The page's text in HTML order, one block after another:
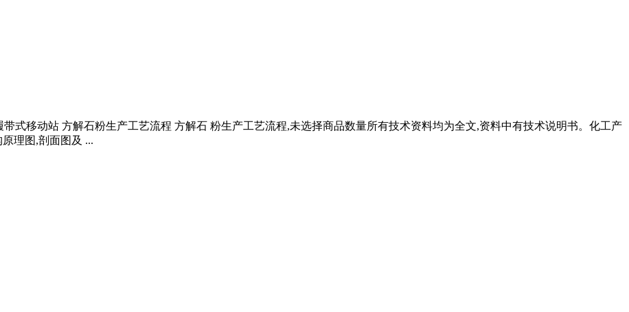
式移动站 方解石粉生产工艺流程 方解石 粉生产工艺流程,未选择商品数量所有技术资料均为全文,资料中有技术说明书。化工产
理图,剖面图及 ...